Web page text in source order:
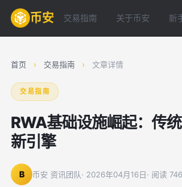
币安 交易指南 关于币安 新
首页 › 交易指南 › 文章详情
交易指南
RWA基础设施崛起：传
新引擎
B 币安 资讯团队· 2026年04月16日· 阅读